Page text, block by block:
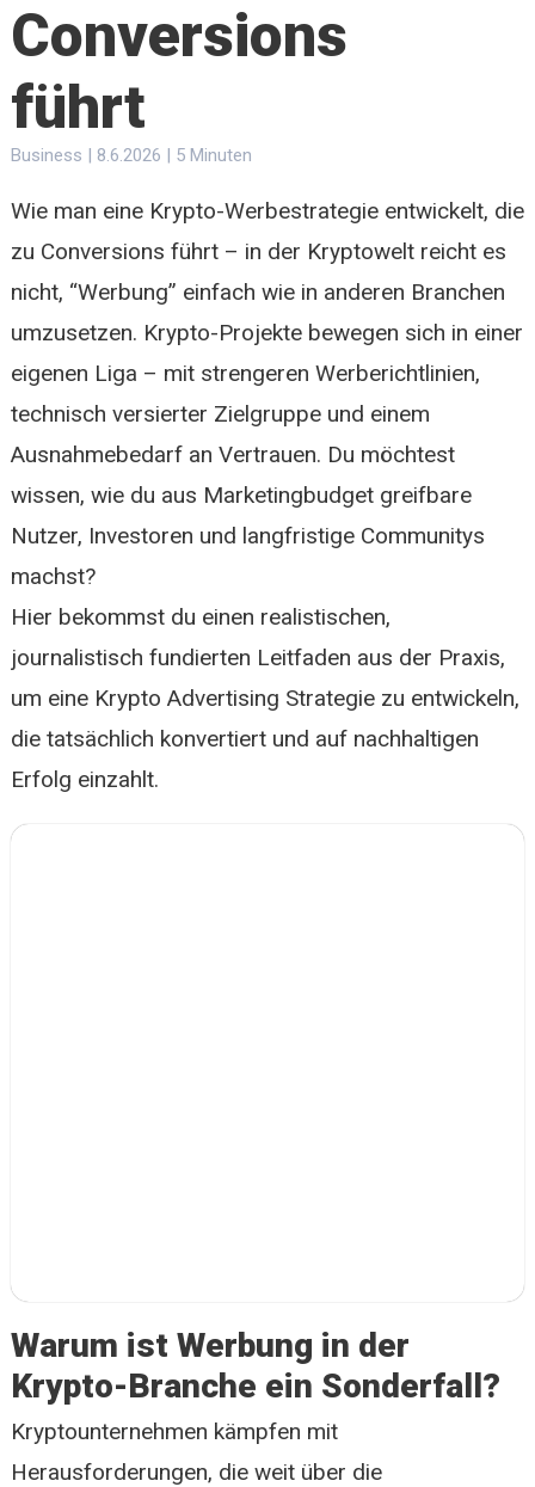
Conversions
führt
Business | 8.6.2026 | 5 Minuten
Wie man eine Krypto-Werbestrategie entwickelt, die
zu Conversions führt – in der Kryptowelt reicht es
nicht, “Werbung” einfach wie in anderen Branchen
umzusetzen. Krypto-Projekte bewegen sich in einer
eigenen Liga – mit strengeren Werberichtlinien,
technisch versierter Zielgruppe und einem
Ausnahmebedarf an Vertrauen. Du möchtest
wissen, wie du aus Marketingbudget greifbare
Nutzer, Investoren und langfristige Communitys
machst?
Hier bekommst du einen realistischen,
journalistisch fundierten Leitfaden aus der Praxis,
um eine Krypto Advertising Strategie zu entwickeln,
die tatsächlich konvertiert und auf nachhaltigen
Erfolg einzahlt.
Warum ist Werbung in der
Krypto-Branche ein Sonderfall?
Kryptounternehmen kämpfen mit
Herausforderungen, die weit über die